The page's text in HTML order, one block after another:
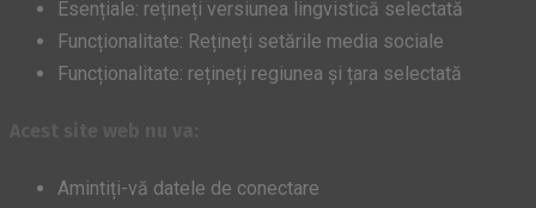
Esențiale: rețineți versiunea lingvistică selectată
Funcționalitate: Rețineți setările media sociale
Funcționalitate: rețineți regiunea și țara selectată
Amintiți-vă datele de conectare